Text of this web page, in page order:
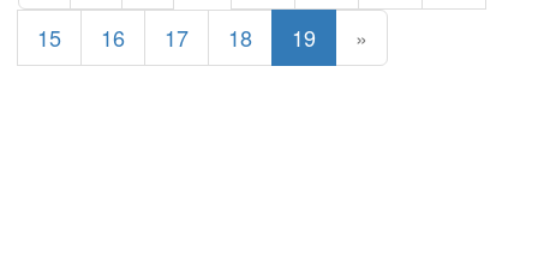
15
16 17 18 19 »